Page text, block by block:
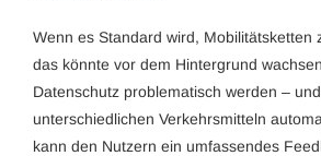
Wenn es Standard wird, Mobilitätsketten
das könnte vor dem Hintergrund
Datenschutz problematisch werden –
unterschiedlichen Verkehrsmitteln
kann den Nutzern ein umfassendes